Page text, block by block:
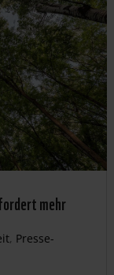
mehr
, Presse-